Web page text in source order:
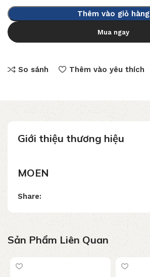
Thêm vào giỏ hàng
Mua ngay
So sánh Thêm vào yêu thích
Giới thiệu thương hiệu
MOEN
Share:
Sản Phẩm Liên Quan